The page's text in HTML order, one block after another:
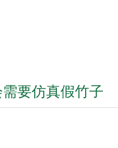
要仿真假竹子